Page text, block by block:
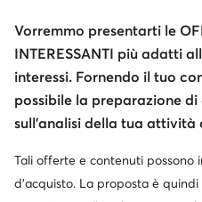
Servizio clienti
Chi siamo
Vorremmo presentarti le
INTERESSANTI più adatti
interessi. Fornendo il tuo
possibile la preparazione
sull’analisi della tua attività
Tali offerte e contenuti possono
d’acquisto. La proposta è